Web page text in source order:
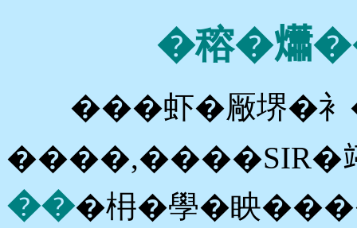
�穃
���虾�厰堺�衤
���枏�學�眏